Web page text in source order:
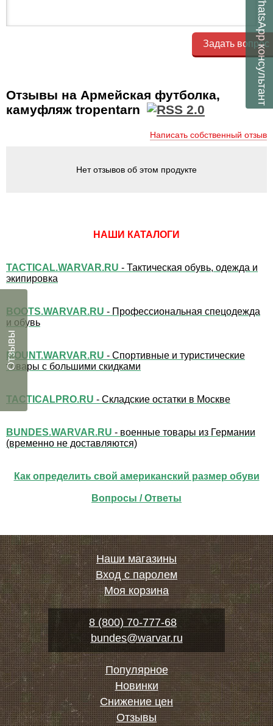
Задать вопрос
Отзывы на Армейская футболка,
камуфляж tropentarn
Написать собственный отзыв
Нет отзывов об этом продукте
НАШИ КАТАЛОГИ
TACTICAL.WARVAR.RU - Тактическая обувь, одежда и
экипировка
BOOTS.WARVAR.RU - Профессиональная спецодежда
и обувь
MOUNT.WARVAR.RU - Спортивные и туристические
товары с большими скидками
TACTICALPRO.RU - Складские остатки в Москве
BUNDES.WARVAR.RU - военные товары из Германии
(временно не доставляются)
Как определить свой американский размер обуви
Вопросы / Ответы
WhatsApp
консультант
Отзывы
Наши магазины
Вход с паролем
Моя корзина
8 (800) 70-777-68
bundes@warvar.ru
Популярное
Новинки
Снижение цен
Отзывы